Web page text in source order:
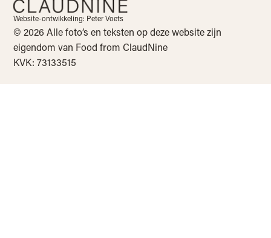
Website-ontwikkeling: Peter Voets
© 2026 Alle foto’s en teksten op deze website zijn
eigendom van Food from ClaudNine
KVK: 73133515